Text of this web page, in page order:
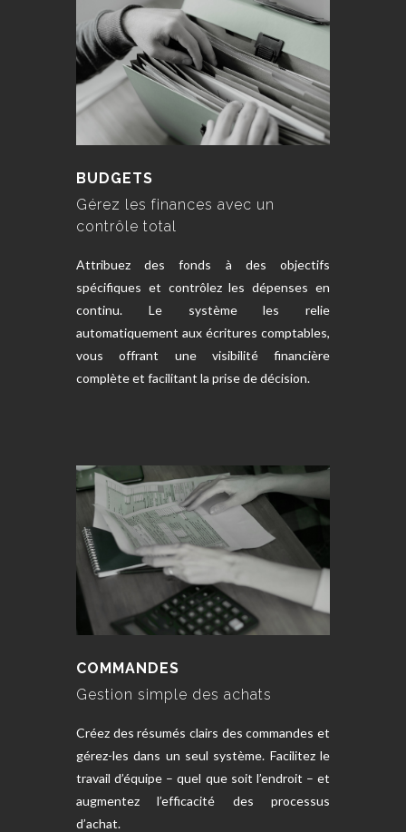
BUDGETS
Gérez les finances avec un
contrôle total
Attribuez des fonds à des objectifs
spécifiques et contrôlez les dépenses en
continu. Le système les relie
automatiquement aux écritures comptables,
vous offrant une visibilité financière
complète et facilitant la prise de décision.
COMMANDES
Gestion simple des achats
Créez des résumés clairs des commandes et
gérez-les dans un seul système. Facilitez le
travail d’équipe – quel que soit l’endroit – et
augmentez l’efficacité des processus
d’achat.